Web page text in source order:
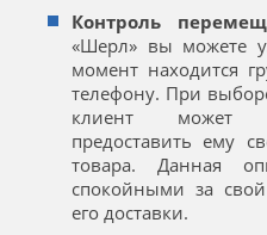
Контроль
«Шерл» вы можете
момент находится
телефону. При
клиент может
предоставить ему
товара. Данная
спокойными за
его доставки.